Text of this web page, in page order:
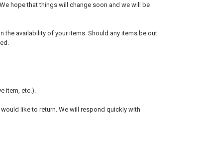
hope that things will change soon and we will be
the availability of your items. Should any items be out
item, etc.).
like to return. We will respond quickly with